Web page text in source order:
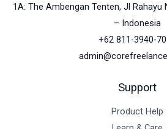
1A: The Ambengan Tenten, Jl Rahayu
– Indonesia
+62 811-3940-
Support
Product Help